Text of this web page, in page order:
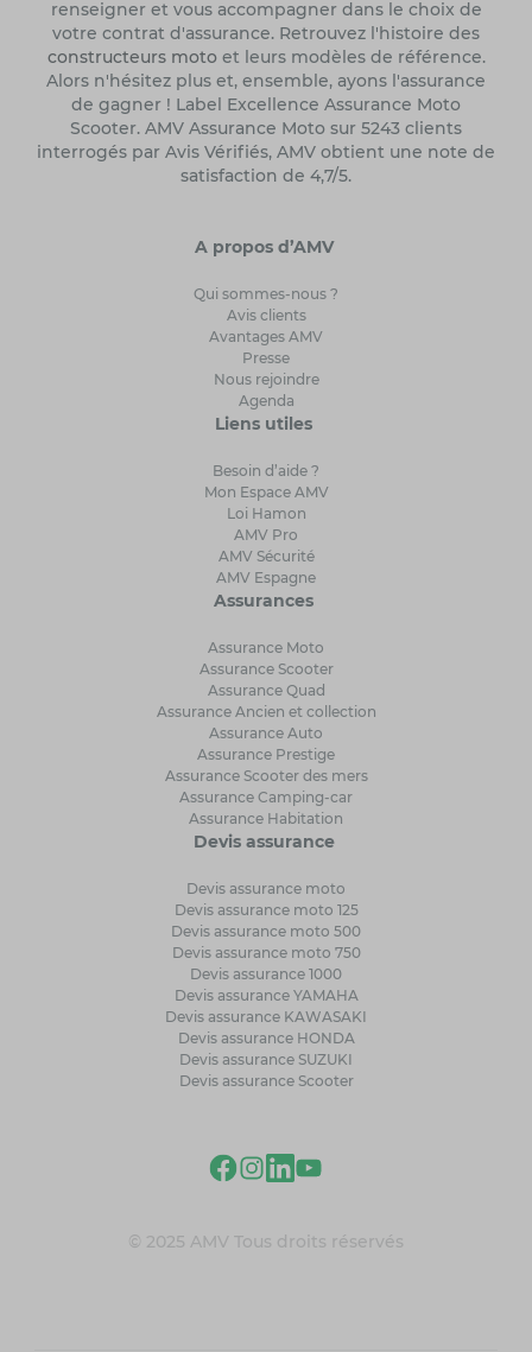
renseigner et vous accompagner dans le choix de
votre contrat d'assurance. Retrouvez l'histoire des
constructeurs motoet leurs modèles de référence.
Alors n'hésitez plus et, ensemble, ayons l'assurance
de gagner ! Label Excellence Assurance Moto
Scooter. AMV Assurance Moto sur 5243 clients
interrogés par Avis Vérifiés, AMV obtient une note de
satisfaction de 4,7/5.
A propos d’AMV
Qui sommes-nous ?
Avis clients
Avantages AMV
Presse
Nous rejoindre
Agenda
Liens utiles
Besoin d’aide ?
Mon Espace AMV
Loi Hamon
AMV Pro
AMV Sécurité
AMV Espagne
Assurances
Assurance Moto
Assurance Scooter
Assurance Quad
Assurance Ancien et collection
Assurance Auto
Assurance Prestige
Assurance Scooter des mers
Assurance Camping-car
Assurance Habitation
Devis assurance
Devis assurance moto
Devis assurance moto 125
Devis assurance moto 500
Devis assurance moto 750
Devis assurance 1000
Devis assurance YAMAHA
Devis assurance KAWASAKI
Devis assurance HONDA
Devis assurance SUZUKI
Devis assurance Scooter
© 2025 AMV Tous droits réservés